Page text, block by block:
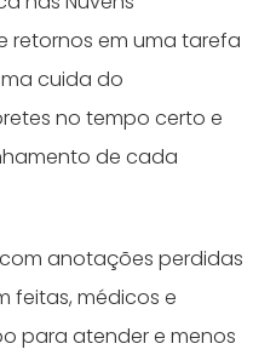
retornos em uma tarefa
cuida do
no tempo certo e
de cada
anotações perdidas
feitas, médicos e
para atender e menos